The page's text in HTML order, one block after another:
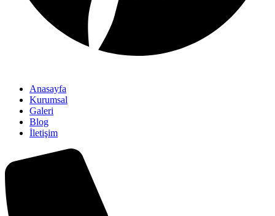
Anasayfa
Kurumsal
Galeri
Blog
İletişim